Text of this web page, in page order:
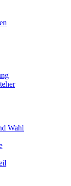
Wahl